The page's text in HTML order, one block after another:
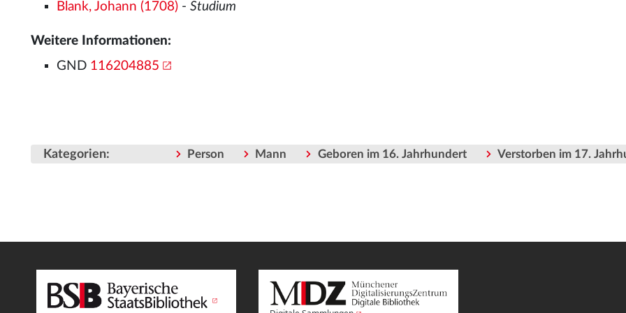
Blank, Johann (1708) -Studium
Weitere Informationen:
GND 116204885
Kategorien: Person Mann Geboren im 16. Jahrhundert Verstorben im 17.